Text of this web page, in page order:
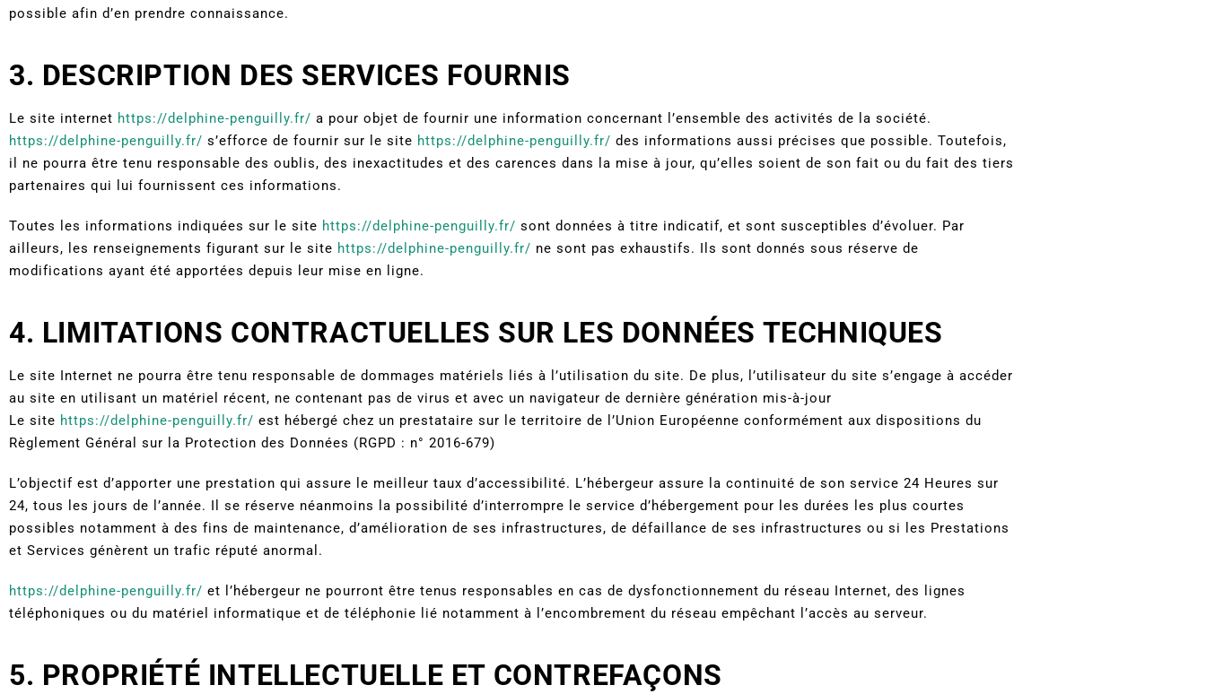
possible afin d’en prendre connaissance.
3. DESCRIPTION DES SERVICES FOURNIS
Le site internet https://delphine-penguilly.fr/ a pour objet de fournir une information concernant l’ensemble des activités de la société.
https://delphine-penguilly.fr/ s’efforce de fournir sur le site https://delphine-penguilly.fr/ des informations aussi précises que possible. Toutefois,
il ne pourra être tenu responsable des oublis, des inexactitudes et des carences dans la mise à jour, qu’elles soient de son fait ou du fait des tiers
partenaires qui lui fournissent ces informations.
Toutes les informations indiquées sur le site https://delphine-penguilly.fr/ sont données à titre indicatif, et sont susceptibles d’évoluer. Par
ailleurs, les renseignements figurant sur le site https://delphine-penguilly.fr/ ne sont pas exhaustifs. Ils sont donnés sous réserve de
modifications ayant été apportées depuis leur mise en ligne.
4. LIMITATIONS CONTRACTUELLES SUR LES DONNÉES TECHNIQUES
Le site Internet ne pourra être tenu responsable de dommages matériels liés à l’utilisation du site. De plus, l’utilisateur du site s’engage à accéder
au site en utilisant un matériel récent, ne contenant pas de virus et avec un navigateur de dernière génération mis-à-jour
Le site https://delphine-penguilly.fr/ est hébergé chez un prestataire sur le territoire de l’Union Européenne conformément aux dispositions du
Règlement Général sur la Protection des Données (RGPD : n° 2016-679)
L’objectif est d’apporter une prestation qui assure le meilleur taux d’accessibilité. L’hébergeur assure la continuité de son service 24 Heures sur
24, tous les jours de l’année. Il se réserve néanmoins la possibilité d’interrompre le service d’hébergement pour les durées les plus courtes
possibles notamment à des fins de maintenance, d’amélioration de ses infrastructures, de défaillance de ses infrastructures ou si les Prestations
et Services génèrent un trafic réputé anormal.
https://delphine-penguilly.fr/ et l’hébergeur ne pourront être tenus responsables en cas de dysfonctionnement du réseau Internet, des lignes
téléphoniques ou du matériel informatique et de téléphonie lié notamment à l’encombrement du réseau empêchant l’accès au serveur.
5. PROPRIÉTÉ INTELLECTUELLE ET CONTREFAÇONS